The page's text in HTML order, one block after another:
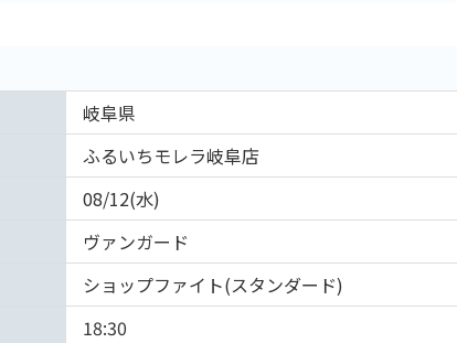
岐阜県
ふるいちモレラ岐阜店
08/12(水)
ヴァンガード
ショップファイト(スタンダード)
18:30